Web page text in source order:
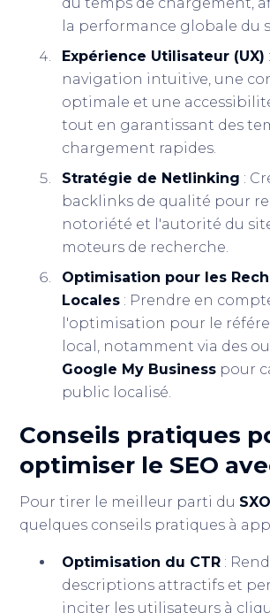
la performance globale du
Expérience Utilisateur (UX)
navigation intuitive, une
optimale et une
tout en garantissant des
chargement rapides.
Stratégie de Netlinking :
backlinks de qualité pour
notoriété et l'autorité du
moteurs de recherche.
Optimisation pour les
Locales : Prendre en
l'optimisation pour le
local, notamment via des
Google My Business pour
public localisé.
Conseils pratiques
optimiser le SEO
Pour tirer le meilleur parti du SXO
quelques conseils pratiques à
Optimisation du CTR :
descriptions attractifs et
inciter les utilisateurs à